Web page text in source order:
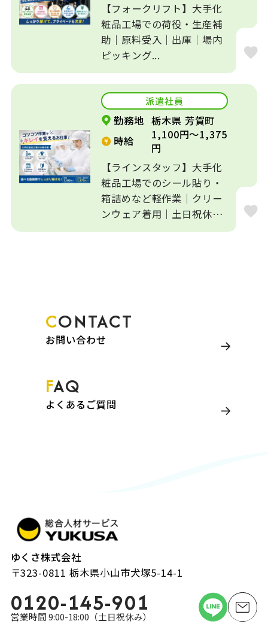
【フォークリフト】大手化
粧品工場での荷役・生産補
助｜原料受入｜出庫｜場内
ピッキング...
派遣社員
勤務地 栃木県 芳賀町
時給
1,100円～1,375
円
【ラインスタッフ】大手化
粧品工場でのシール貼り・
箱詰めなど軽作業｜クリー
ンウェア着用｜土日祝休み
｜...
CONTACT
お問い合わせ
FAQ
よくあるご質問
ゆくさ株式会社
〒323-0811 栃木県小山市犬塚5-14-1
0120-145-901
営業時間 9:00-18:00（土日祝休み）